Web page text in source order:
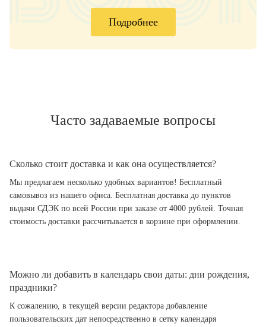
Подробнее
Часто задаваемые вопросы
Сколько стоит доставка и как она осуществляется?
Мы предлагаем несколько удобных вариантов! Бесплатный
самовывоз из нашего офиса. Бесплатная доставка до пунктов
выдачи СДЭК по всей России при заказе от 4000 рублей. Точная
стоимость доставки рассчитывается в корзине при оформлении.
Можно ли добавить в календарь свои даты: дни рождения,
праздники?
К сожалению, в текущей версии редактора добавление
пользовательских дат непосредственно в сетку календаря